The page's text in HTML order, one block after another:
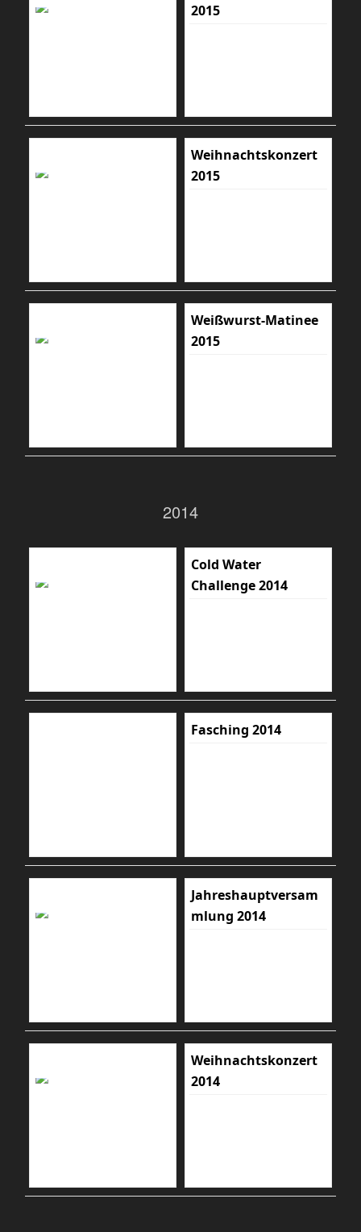
2015
Weihnachtskonzert
2015
Weißwurst-Matinee
2015
2014
Cold Water
Challenge 2014
Fasching 2014
Jahreshauptversam
mlung 2014
Weihnachtskonzert
2014